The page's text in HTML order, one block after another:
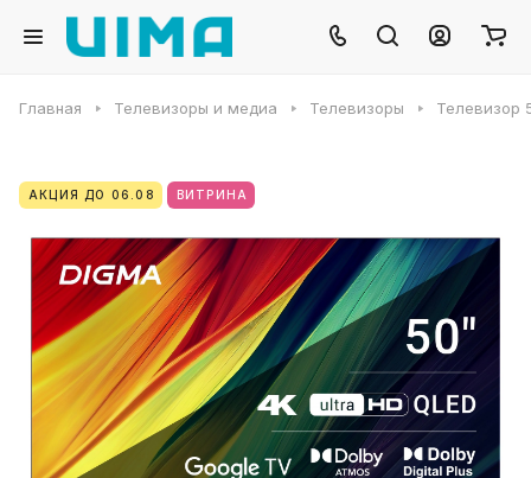
Главная Телевизоры и медиа Телевизоры Телевизор
АКЦИЯ ДО 06.08 ВИТРИНА